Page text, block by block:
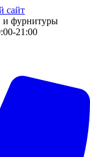
сайт
и фурнитуры
21:00